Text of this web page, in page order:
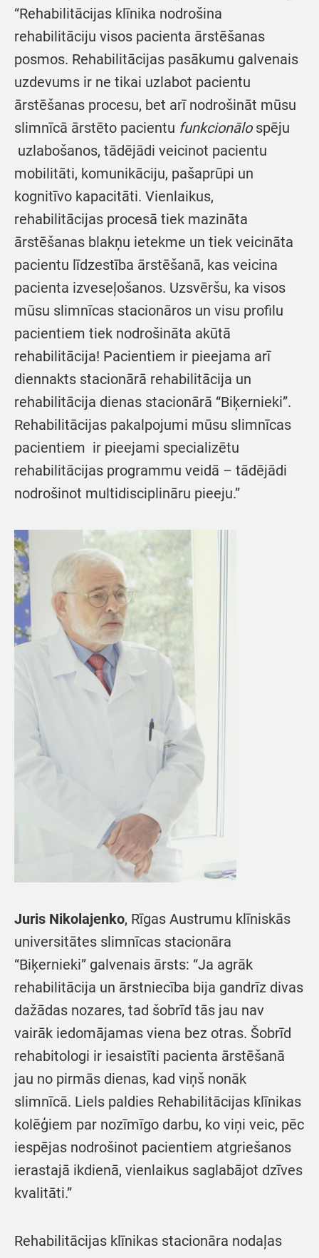
“Rehabilitācijas klīnika nodrošina
rehabilitāciju visos pacienta ārstēšanas
posmos. Rehabilitācijas pasākumu galvenais
uzdevums ir ne tikai uzlabot pacientu
ārstēšanas procesu, bet arī nodrošināt mūsu
slimnīcā ārstēto pacientu funkcionālospēju
uzlabošanos, tādējādi veicinot pacientu
mobilitāti, komunikāciju, pašaprūpi un
kognitīvo kapacitāti. Vienlaikus,
rehabilitācijas procesā tiek mazināta
ārstēšanas blakņu ietekme un tiek veicināta
pacientu līdzestība ārstēšanā, kas veicina
pacienta izveseļošanos. Uzsvēršu, ka visos
mūsu slimnīcas stacionāros un visu profilu
pacientiem tiek nodrošināta akūtā
rehabilitācija! Pacientiem ir pieejama arī
diennakts stacionārā rehabilitācija un
rehabilitācija dienas stacionārā “Biķernieki”.
Rehabilitācijas pakalpojumi mūsu slimnīcas
pacientiem ir pieejami specializētu
rehabilitācijas programmu veidā – tādējādi
nodrošinot multidisciplināru pieeju.”
Juris Nikolajenko, Rīgas Austrumu klīniskās
universitātes slimnīcas stacionāra
“Biķernieki” galvenais ārsts: “Ja agrāk
rehabilitācija un ārstniecība bija gandrīz divas
dažādas nozares, tad šobrīd tās jau nav
vairāk iedomājamas viena bez otras. Šobrīd
rehabitologi ir iesaistīti pacienta ārstēšanā
jau no pirmās dienas, kad viņš nonāk
slimnīcā. Liels paldies Rehabilitācijas klīnikas
kolēģiem par nozīmīgo darbu, ko viņi veic, pēc
iespējas nodrošinot pacientiem atgriešanos
ierastajā ikdienā, vienlaikus saglabājot dzīves
kvalitāti.”
Rehabilitācijas klīnikas stacionāra nodaļas